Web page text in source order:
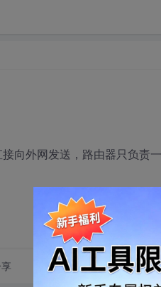
向外网发送，路由器只负责
转发到动态 举报